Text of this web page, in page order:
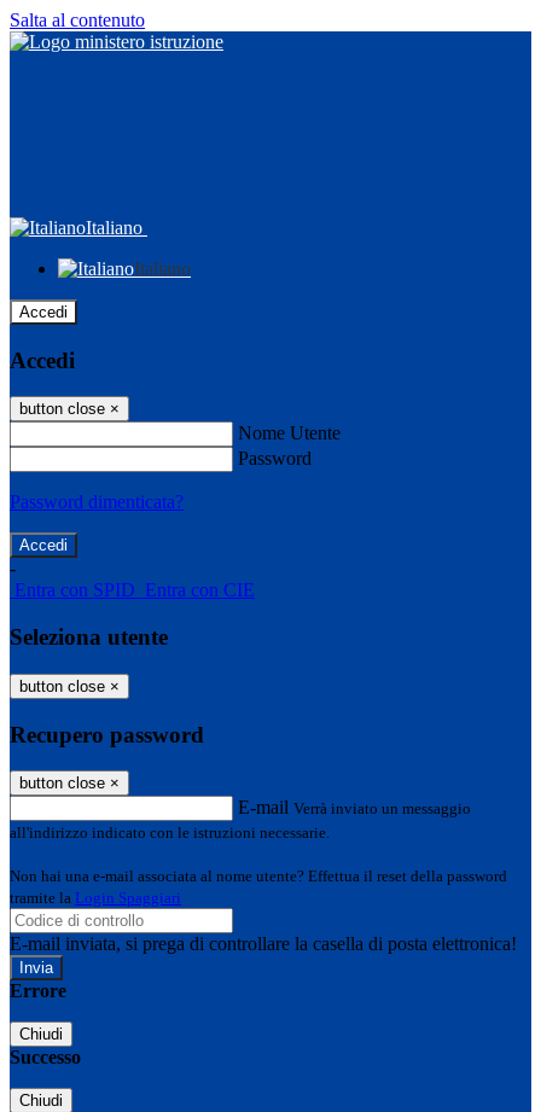
Salta al contenuto
Italiano
Italiano
Accedi
Accedi
button close ×
Nome Utente
Password
Password dimenticata?
-
Entra con SPID Entra con CIE
Seleziona utente
button close ×
Recupero password
button close ×
E-mail Verrà inviato un messaggio
all'indirizzo indicato con le istruzioni necessarie.
Non hai una e-mail associata al nome utente? Effettua il reset della password
tramite la Login Spaggiari
E-mail inviata, si prega di controllare la casella di posta elettronica!
Errore
Chiudi
Successo
Chiudi